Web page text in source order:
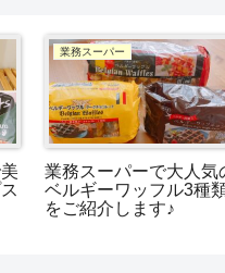
業務スーパー
業務スーパーで大人気
ベルギーワッフル3種
をご紹介します♪